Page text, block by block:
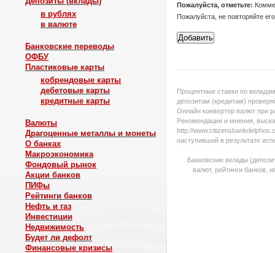
в рублях
в валюте
Банковские переводы
ОФБУ
Пластиковые карты
кобрендовые карты
дебетовые карты
кредитные карты
Валюты
Драгоценные металлы и монеты
О банках
Макроэкономика
Фондовый рынок
Акции банков
ПИФы
Рейтинги банков
Нефть и газ
Инвестиции
Недвижимость
Будет ли дефолт
Финансовые кризисы
Пожалуйста, отметьте:
Пожалуйста, не повторяйте
Процентные ставки по
депозитам (кредитам)
Онлайн конвертер валют при
Рекомендации и мнения,
http://
наступивший в результате
Банковские вклады
валют, рейтинги банков,